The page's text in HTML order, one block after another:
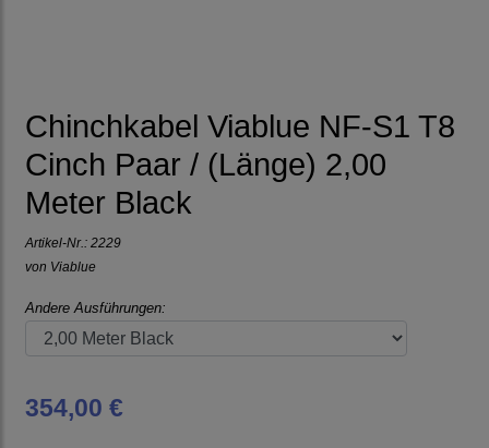
Chinchkabel Viablue NF-S1 T8
Cinch Paar / (Länge) 2,00
Meter Black
Artikel-Nr.: 2229
von Viablue
Andere Ausführungen:
354,00 €